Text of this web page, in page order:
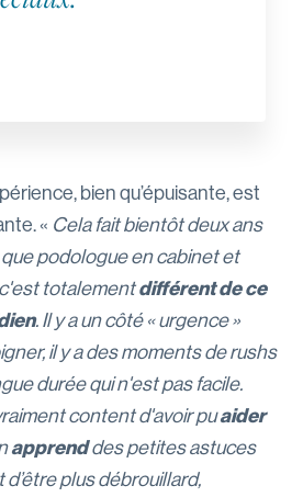
bien qu’épuisante, est
« Cela fait bientôt deux ans
podologue en cabinet et
totalementdifférent de ce
. Il y a un côté « urgence »
il y a des moments de rushs
durée qui n'est pas facile.
content d'avoir puaider
apprenddes petites astuces
plus débrouillard,